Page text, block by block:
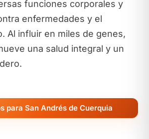
funciones corporales y
enfermedades y el
Al influir en miles de genes,
una salud integral y un
para San Andrés de Cuerquia